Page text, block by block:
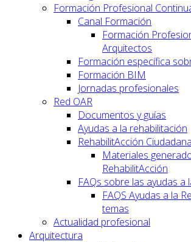
Formación Profesional
Canal Formación
Formación
Arquitectos
Formación específica
Formación BIM
Jornadas profesionales
Red OAR
Documentos y guías
Ayudas a la rehabilitación
RehabilitAcción
Materiales
RehabilitAcción
FAQs sobre las ayudas a
FAQS Ayudas a la
temas
Actualidad profesional
Arquitectura